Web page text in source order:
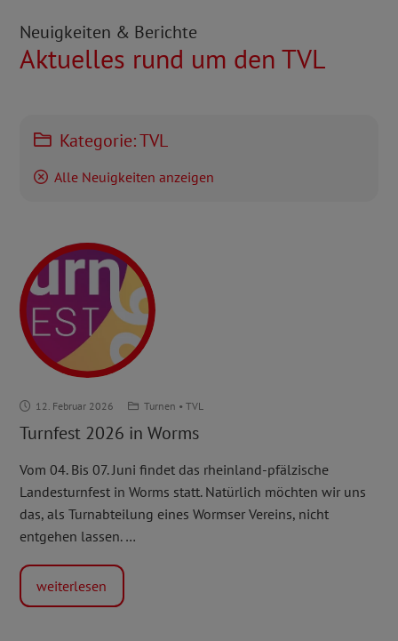
Neuigkeiten & Berichte
Aktuelles rund um den TVL
Kategorie:TVL
Alle Neuigkeiten anzeigen
2026
in
12. Februar 2026 Turnen • TVL
Turnfest 2026 in Worms
Vom 04. Bis 07. Juni findet das rheinland-pfälzische
Landesturnfest in Worms statt. Natürlich möchten wir uns
das, als Turnabteilung eines Wormser Vereins, nicht
entgehen lassen. …
weiterlesen